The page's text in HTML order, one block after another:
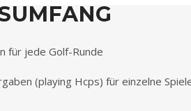
für jede Golf-Runde
(playing Hcps) für einzelne